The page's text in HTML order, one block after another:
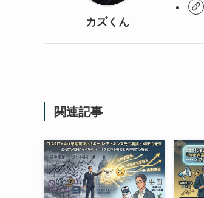
カズくん
関連記事